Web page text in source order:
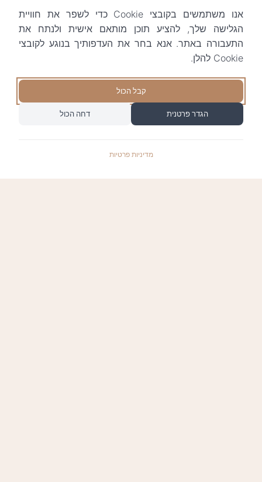
אנו משתמשים בקובצי Cookie כדי לשפר את חוויית
הגלישה שלך, להציע תוכן מותאם אישית ולנתח את
התעבורה באתר. אנא בחר את העדפותיך בנוגע לקובצי
Cookie להלן.
קבל הכול
הגדר פרטנית דחה הכול
מדיניות פרטיות